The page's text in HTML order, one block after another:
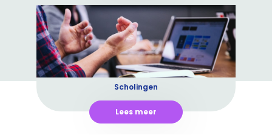
Scholingen
Lees meer